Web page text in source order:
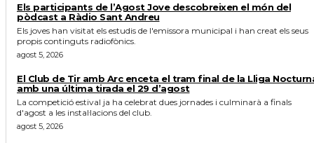
Els participants de l’Agost Jove descobreixen el món del
pòdcast a Ràdio Sant Andreu
Els joves han visitat els estudis de l'emissora municipal i han creat els seus
propis continguts radiofònics.
agost 5, 2026
El Club de Tir amb Arc enceta el tram final de la Lliga
amb una última tirada el 29 d’agost
La competició estival ja ha celebrat dues jornades i culminarà a finals
d'agost a les instal·lacions del club.
agost 5, 2026